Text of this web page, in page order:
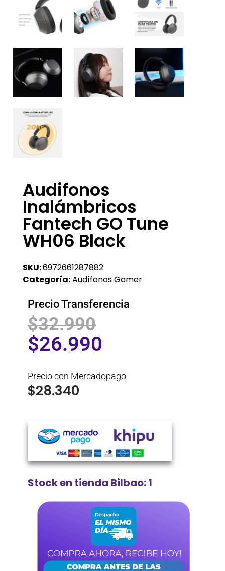
Audifonos
Inalámbricos
Fantech GO Tune
WH06 Black
SKU:6972661287882
Categoría:Audífonos Gamer
Precio Transferencia
$32.990
$26.990
Precio con Mercadopago
$28.340
Stock en tienda Bilbao: 1